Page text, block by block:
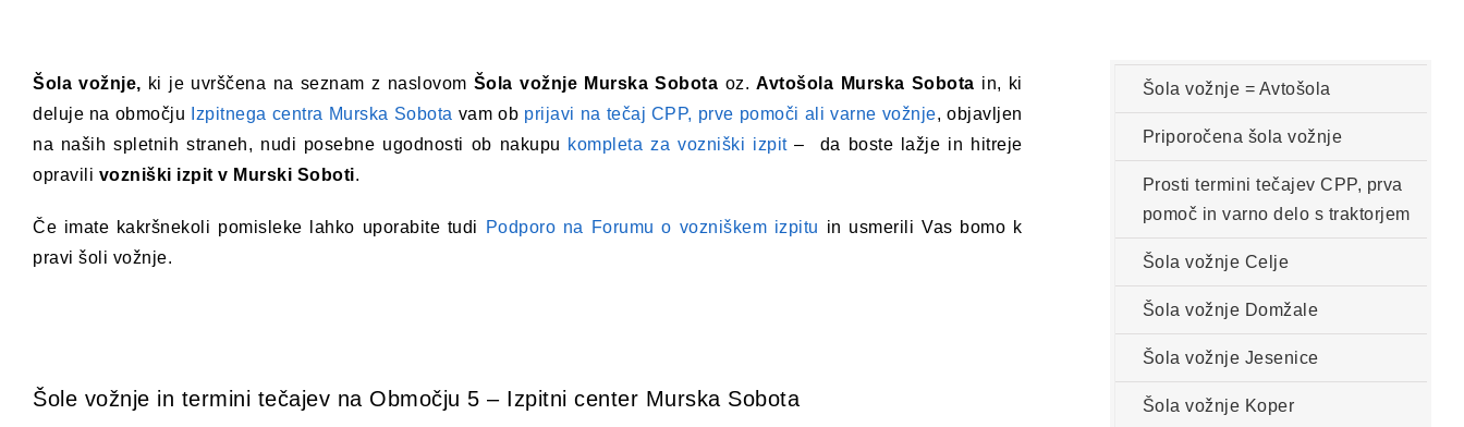
Šola vožnje, ki je uvrščena na seznam z naslovom Šola vožnje Murska Sobota oz.Avtošola Murska Sobota in, ki
deluje na območju
Izpitnega centra Murska Sobota vam ob prijavi na tečaj CPP, prve pomoči ali varne vožnje, objavljen
na naših spletnih straneh, nudi posebne ugodnosti ob nakupu kompleta za vozniški izpit– da boste lažje in hitreje
opravili vozniški izpit v Murski Soboti.
Če imate kakršnekoli pomisleke lahko uporabite tudi Podporo na Forumu o vozniškem izpitu in usmerili Vas bomo k
pravi šoli vožnje.
Šole vožnje in termini tečajev na Območju 5 – Izpitni center Murska Sobota
Šola vožnje = Avtošola
Priporočena šola vožnje
Prosti termini tečajev CPP, prva
pomoč in varno delo s traktorjem
Šola vožnje Celje
Šola vožnje Domžale
Šola vožnje Jesenice
Šola vožnje Koper